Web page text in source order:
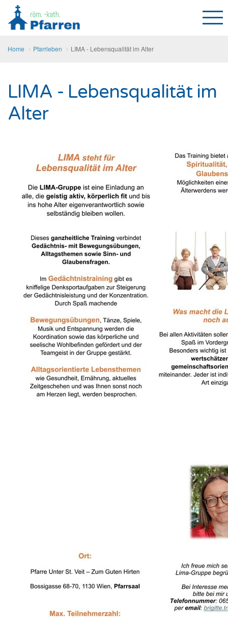
Home Pfarrleben LIMA - Lebensqualität im Alter
LIMA - Lebensqualität im
Alter